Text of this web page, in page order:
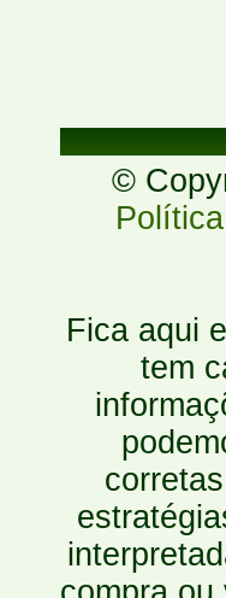
©
Fica aqui
tem